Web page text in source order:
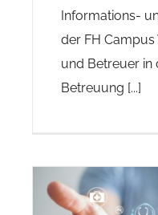
Informations-
der FH
und Betreuer in
Betreuung [...]